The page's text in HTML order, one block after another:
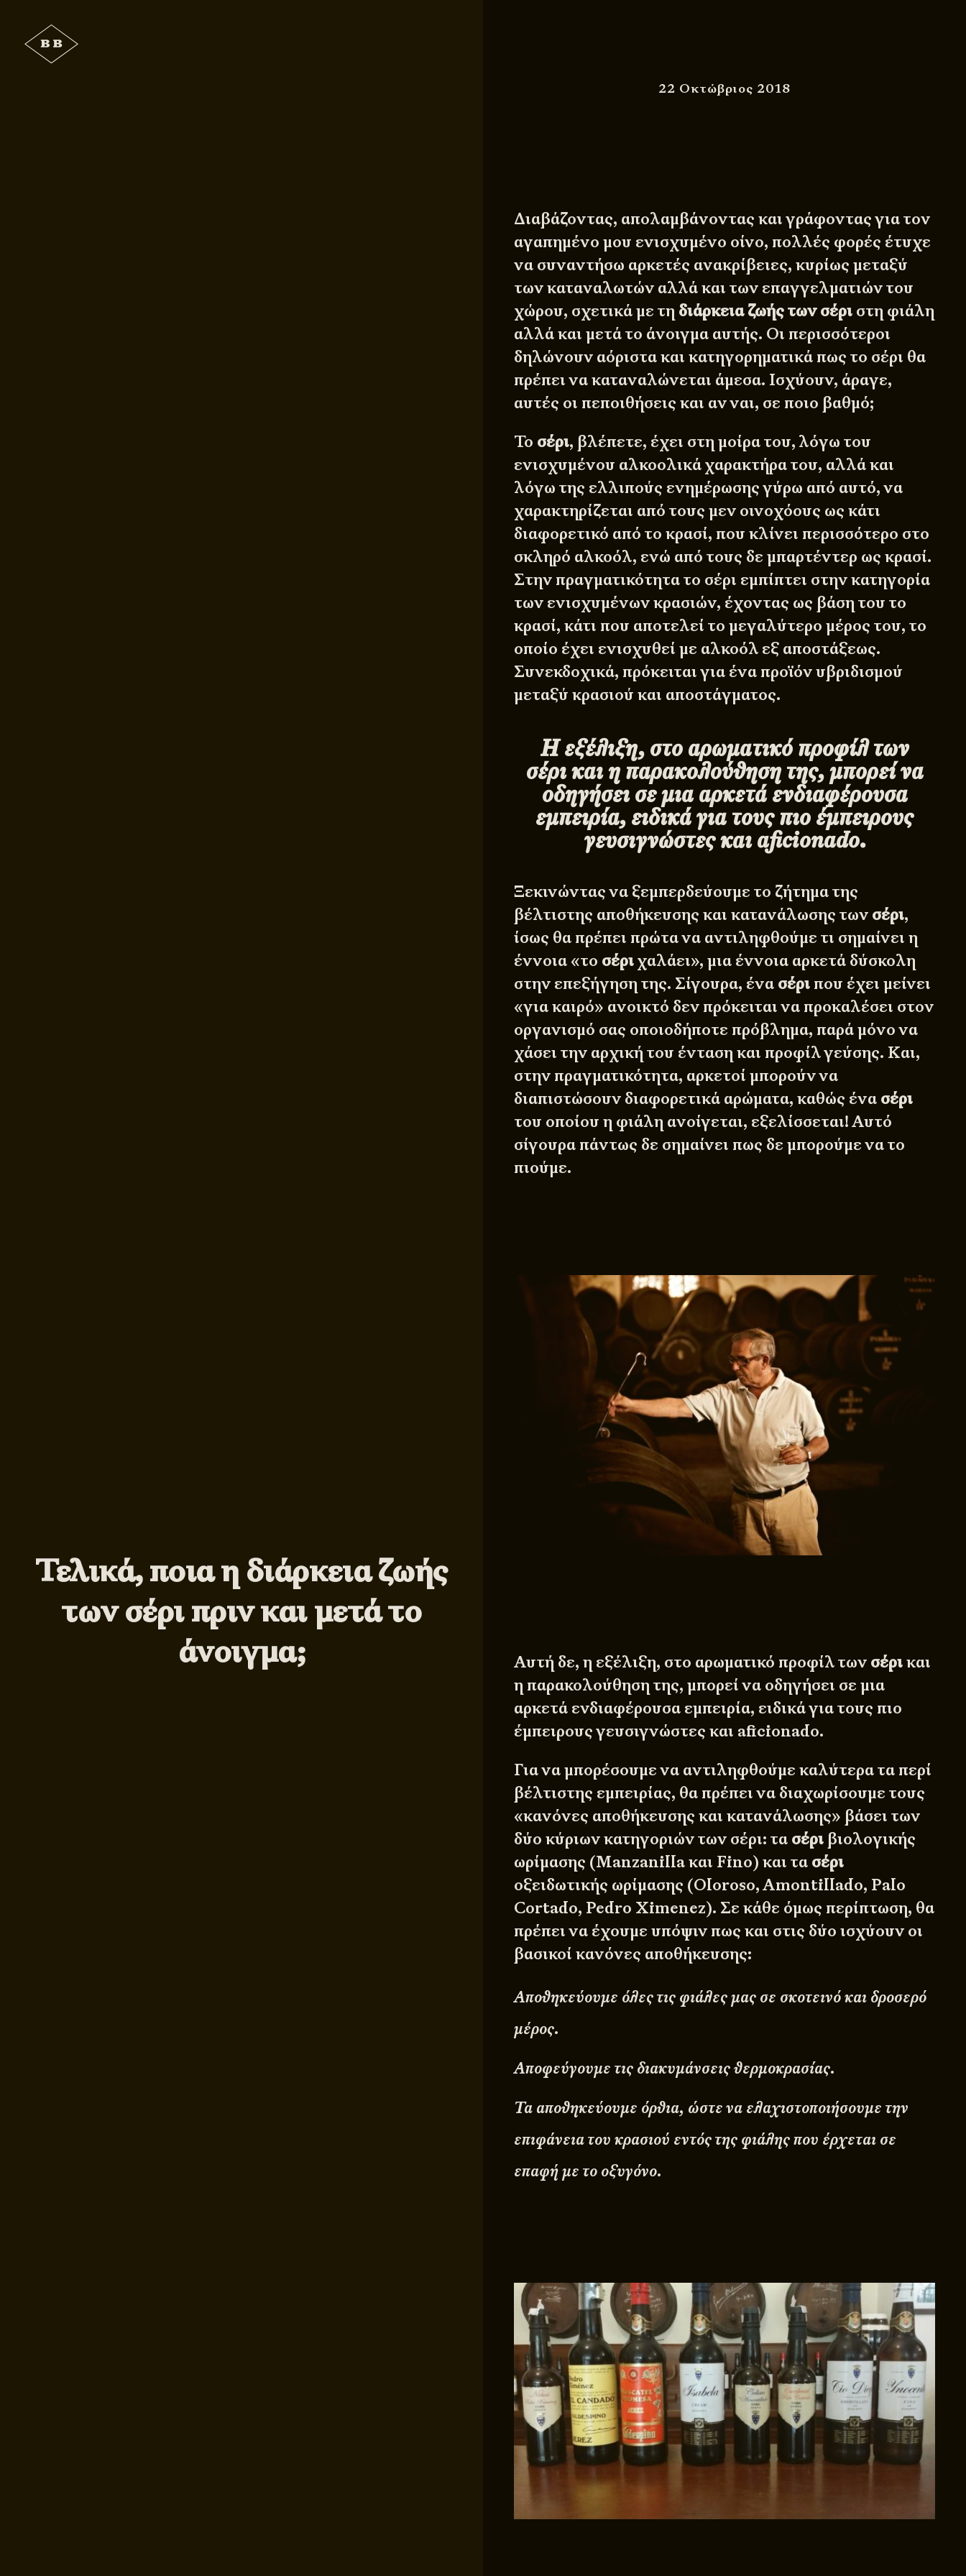
Τελικά, ποια η διάρκεια ζωής
των σέρι πριν και μετά το
άνοιγμα;
22 Οκτώβριος 2018
Διαβάζοντας, απολαμβάνοντας και γράφοντας για τον
αγαπημένο μου ενισχυμένο οίνο, πολλές φορές έτυχε
να συναντήσω αρκετές ανακρίβειες, κυρίως μεταξύ
των καταναλωτών αλλά και των επαγγελματιών του
χώρου, σχετικά με τη διάρκεια ζωής των σέρι στη φιάλη
αλλά και μετά το άνοιγμα αυτής. Οι περισσότεροι
δηλώνουν αόριστα και κατηγορηματικά πως το σέρι θα
πρέπει να καταναλώνεται άμεσα. Ισχύουν, άραγε,
αυτές οι πεποιθήσεις και αν ναι, σε ποιο βαθμό;
Το σέρι, βλέπετε, έχει στη μοίρα του, λόγω του
ενισχυμένου αλκοολικά χαρακτήρα του, αλλά και
λόγω της ελλιπούς ενημέρωσης γύρω από αυτό, να
χαρακτηρίζεται από τους μεν οινοχόους ως κάτι
διαφορετικό από το κρασί, που κλίνει περισσότερο στο
σκληρό αλκοόλ, ενώ από τους δε μπαρτέντερ ως κρασί.
Στην πραγματικότητα το σέρι εμπίπτει στην κατηγορία
των ενισχυμένων κρασιών, έχοντας ως βάση του το
κρασί, κάτι που αποτελεί το μεγαλύτερο μέρος του, το
οποίο έχει ενισχυθεί με αλκοόλ εξ αποστάξεως.
Συνεκδοχικά, πρόκειται για ένα προϊόν υβριδισμού
μεταξύ κρασιού και αποστάγματος.
Η εξέλιξη, στο αρωματικό προφίλ των
σέρι και η παρακολούθηση της, μπορεί να
οδηγήσει σε μια αρκετά ενδιαφέρουσα
εμπειρία, ειδικά για τους πιο έμπειρους
γευσιγνώστες και aficionado.
Ξεκινώντας να ξεμπερδεύουμε το ζήτημα της
βέλτιστης αποθήκευσης και κατανάλωσης των σέρι,
ίσως θα πρέπει πρώτα να αντιληφθούμε τι σημαίνει η
έννοια «το σέριχαλάει», μια έννοια αρκετά δύσκολη
στην επεξήγηση της. Σίγουρα, ένα σέρι που έχει μείνει
«για καιρό» ανοικτό δεν πρόκειται να προκαλέσει στον
οργανισμό σας οποιοδήποτε πρόβλημα, παρά μόνο να
χάσει την αρχική του ένταση και προφίλ γεύσης. Και,
στην πραγματικότητα, αρκετοί μπορούν να
διαπιστώσουν διαφορετικά αρώματα, καθώς ένα σέρι
του οποίου η φιάλη ανοίγεται, εξελίσσεται! Αυτό
σίγουρα πάντως δε σημαίνει πως δε μπορούμε να το
πιούμε.
Αυτή δε, η εξέλιξη, στο αρωματικό προφίλ των σέρικαι
η παρακολούθηση της, μπορεί να οδηγήσει σε μια
αρκετά ενδιαφέρουσα εμπειρία, ειδικά για τους πιο
έμπειρους γευσιγνώστες και aficionado.
Για να μπορέσουμε να αντιληφθούμε καλύτερα τα περί
βέλτιστης εμπειρίας, θα πρέπει να διαχωρίσουμε τους
«κανόνες αποθήκευσης και κατανάλωσης» βάσει των
δύο κύριων κατηγοριών των σέρι: τα σέρι βιολογικής
ωρίμασης (Manzanilla και Fino) και τα σέρι
οξειδωτικής ωρίμασης (Oloroso, Amontillado, Palo
Cortado, Pedro Ximenez). Σε κάθε όμως περίπτωση, θα
πρέπει να έχουμε υπόψιν πως και στις δύο ισχύουν οι
βασικοί κανόνες αποθήκευσης:
Αποθηκεύουμε όλες τις φιάλες μας σε σκοτεινό και δροσερό
μέρος.
Αποφεύγουμε τις διακυμάνσεις θερμοκρασίας.
Τα αποθηκεύουμε όρθια, ώστε να ελαχιστοποιήσουμε την
επιφάνεια του κρασιού εντός της φιάλης που έρχεται σε
επαφή με το οξυγόνο.